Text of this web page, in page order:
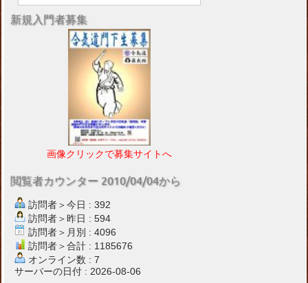
新規入門者募集
画像クリックで募集サイトへ
閲覧者カウンター 2010/04/04から
訪問者＞今日 : 392
訪問者＞昨日 : 594
訪問者＞月別 : 4096
訪問者＞合計 : 1185676
オンライン数 : 7
サーバーの日付 : 2026-08-06